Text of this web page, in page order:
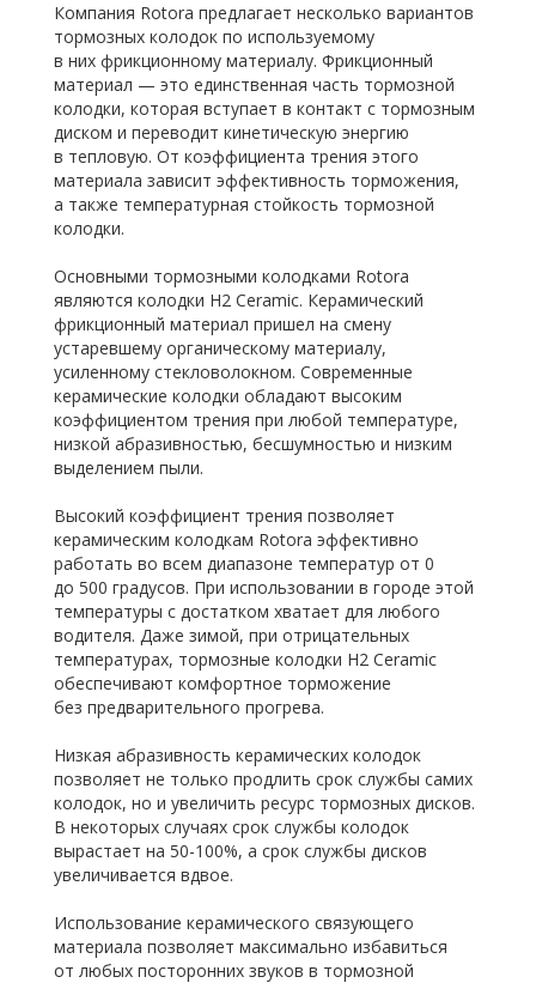
Компания Rotora предлагает несколько вариантов
тормозных колодок по используемому
в них фрикционному материалу. Фрикционный
материал — это единственная часть тормозной
колодки, которая вступает в контакт с тормозным
диском и переводит кинетическую энергию
в тепловую. От коэффициента трения этого
материала зависит эффективность торможения,
а также температурная стойкость тормозной
колодки.
Основными тормозными колодками Rotora
являются колодки H2 Ceramic. Керамический
фрикционный материал пришел на смену
устаревшему органическому материалу,
усиленному стекловолокном. Современные
керамические колодки обладают высоким
коэффициентом трения при любой температуре,
низкой абразивностью, бесшумностью и низким
выделением пыли.
Высокий коэффициент трения позволяет
керамическим колодкам Rotora эффективно
работать во всем диапазоне температур от 0
до 500 градусов. При использовании в городе этой
температуры с достатком хватает для любого
водителя. Даже зимой, при отрицательных
температурах, тормозные колодки H2 Ceramic
обеспечивают комфортное торможение
без предварительного прогрева.
Низкая абразивность керамических колодок
позволяет не только продлить срок службы самих
колодок, но и увеличить ресурс тормозных дисков.
В некоторых случаях срок службы колодок
вырастает на 50-100%, а срок службы дисков
увеличивается вдвое.
Использование керамического связующего
материала позволяет максимально избавиться
от любых посторонних звуков в тормозной